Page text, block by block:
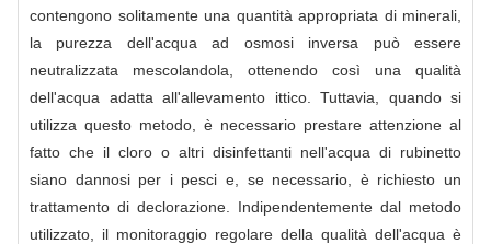
contengono solitamente una quantità appropriata di minerali,
la purezza dell'acqua ad osmosi inversa può essere
neutralizzata mescolandola, ottenendo così una qualità
dell'acqua adatta all'allevamento ittico. Tuttavia, quando si
utilizza questo metodo, è necessario prestare attenzione al
fatto che il cloro o altri disinfettanti nell'acqua di rubinetto
siano dannosi per i pesci e, se necessario, è richiesto un
trattamento di declorazione. Indipendentemente dal metodo
utilizzato, il monitoraggio regolare della qualità dell'acqua è